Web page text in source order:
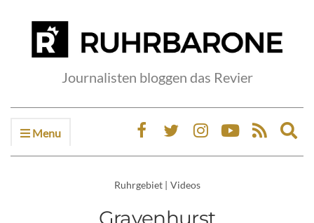
Journalisten bloggen das Revier
Menu
Ruhrgebiet | Videos